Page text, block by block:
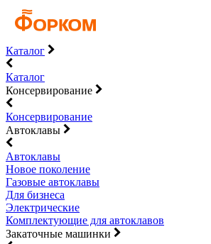
Каталог
Каталог
Консервирование
Консервирование
Автоклавы
Автоклавы
Новое поколение
Газовые автоклавы
Для бизнеса
Электрические
Комплектующие для автоклавов
Закаточные машинки